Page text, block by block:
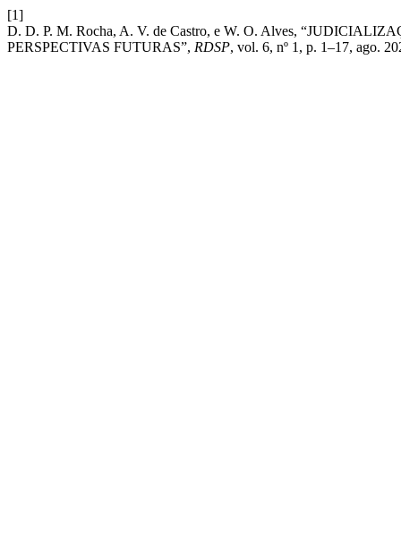
[1]
D. D. P. M. Rocha, A. V. de Castro, e W. O. Alves,
PERSPECTIVAS FUTURAS”, RDSP, vol. 6, nº 1, p. 1–17, ago.